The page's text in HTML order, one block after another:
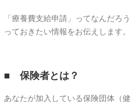
「療養費支給申請」ってなんだ
っておきたい情報をお伝えします。
■ 保険者とは？
あなたが加入している保険団体（